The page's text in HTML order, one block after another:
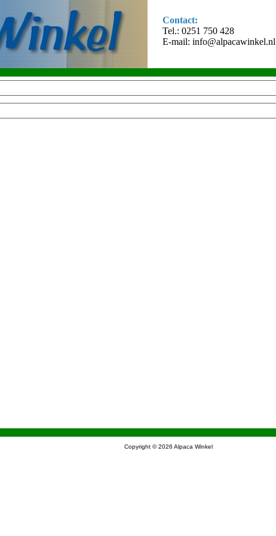
Contact:
Tel.: 0251 750 428
E-mail: info@alpacawinkel.nl
Copyright © 2026 Alpaca Winkel